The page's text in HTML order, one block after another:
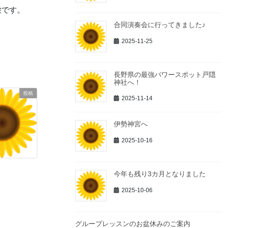
す。
投稿
合同演奏会に行ってきました♪
2025-11-25
長野県の最強パワースポット戸隠
神社へ！
2025-11-14
伊勢神宮へ
2025-10-16
今年も残り3カ月となりました
2025-10-06
グループレッスンのお盆休みのご案内